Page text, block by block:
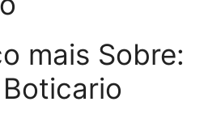
mais Sobre: